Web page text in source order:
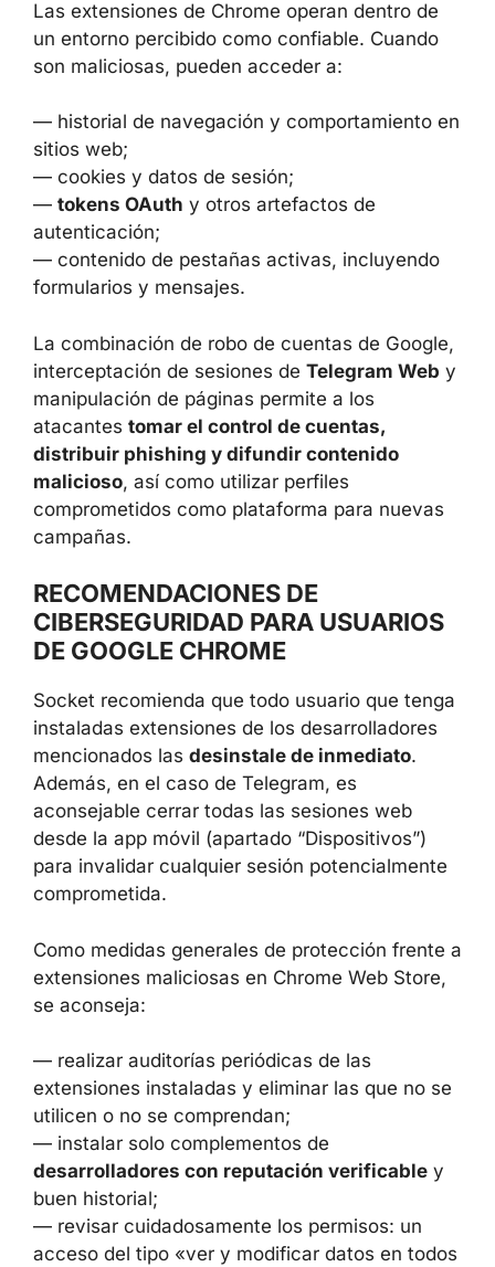
mientras que el usuario solo ve una página
aparentemente normal.
LAS EXTENSIONES MALICIOSAS
SON TAN PELIGROSAS
Las extensiones de Chrome operan dentro de
un entorno percibido como confiable. Cuando
son maliciosas, pueden acceder a:
en sitios web;
— cookies y datos de sesión;
—tokens OAuth y otros artefactos de
autenticación;
— contenido de pestañas activas, incluyendo
formularios y mensajes.
La combinación de robo de cuentas de
Telegram Weby manipulación de páginas
permite a los atacantes tomar el control de
cuentas, distribuir phishing y difundir
perfiles comprometidos como plataforma para
nuevas campañas.
RECOMENDACIONES DE
CIBERSEGURIDAD PARA USUARIOS
DE GOOGLE CHROME
Socket recomienda que todo usuario que
desarrolladores mencionados lasdesinstale
de inmediato. Además, en el caso de
Telegram, es aconsejable cerrar todas las
“Dispositivos”) para invalidar cualquier sesión
potencialmente comprometida.
Como medidas generales de protección frente
a extensiones maliciosas en Chrome Web
Store, se aconseja:
— realizar auditorías periódicas de las